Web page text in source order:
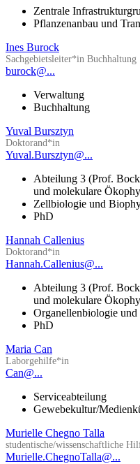
Zentrale
Pflanzenanbau und
Ines Burock
Sachgebietsleiter*in Buchhaltung
burock@...
Verwaltung
Buchhaltung
Yuval Bursztyn
Doktorand*in
Yuval.Bursztyn@...
Abteilung 3 (Prof.
und molekulare
Zellbiologie und
PhD
Hannah Callenius
Doktorand*in
Hannah.Callenius@...
Abteilung 3 (Prof.
und molekulare
Organellenbiologie
PhD
Maria Can
Laborgehilfe*in
Can@...
Serviceabteilung
Gewebekultur/
Murielle Chegno Talla
studentische/wissenschaftliche
Murielle.ChegnoTalla@...